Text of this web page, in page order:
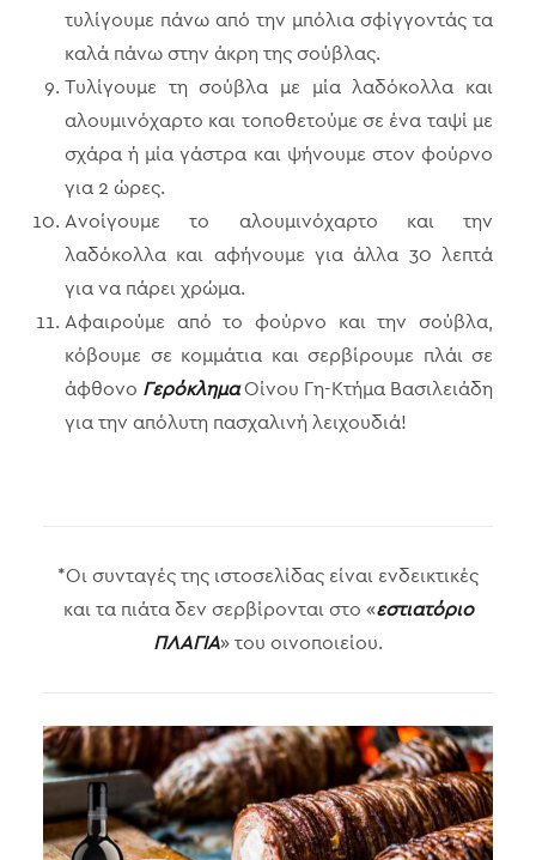
τυλίγουμε πάνω από την μπόλια σφίγγοντάς τα
καλά πάνω στην άκρη της σούβλας.
Τυλίγουμε τη σούβλα με μία λαδόκολλα και
αλουμινόχαρτο και τοποθετούμε σε ένα ταψί με
σχάρα ή μία γάστρα και ψήνουμε στον φούρνο
για 2 ώρες.
Ανοίγουμε το αλουμινόχαρτο και την
λαδόκολλα και αφήνουμε για άλλα 30 λεπτά
για να πάρει χρώμα.
Αφαιρούμε από το φούρνο και την σούβλα,
κόβουμε σε κομμάτια και σερβίρουμε πλάι σε
άφθονο ΓερόκλημαΟίνου Γη-Κτήμα Βασιλειάδη
για την απόλυτη πασχαλινή λειχουδιά!
*Οι συνταγές της ιστοσελίδας είναι ενδεικτικές
και τα πιάτα δεν σερβίρονται στο «εστιατόριο
ΠΛΑΓΙΑ» του οινοποιείου.